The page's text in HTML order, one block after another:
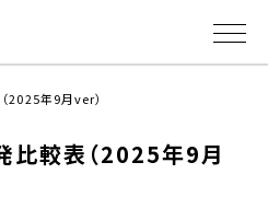
2025年9月ver）
比較表（2025年9月